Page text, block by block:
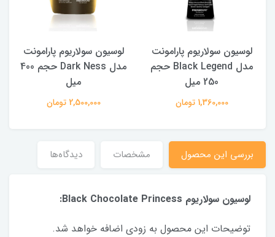
لوسیون سولاریوم پارامونت
مدل Black Legend حجم
250 میل
1,360,000 تومان
لوسیون سولاریوم پارامونت
مدل Dark Ness حجم 400
میل
2,500,000 تومان
بررسی این محصول مشخصات دیدگاه‌ها
لوسیون سولاریوم Black Chocolate Princess:
توضیحات این محصول به زودی اضافه خواهد شد.